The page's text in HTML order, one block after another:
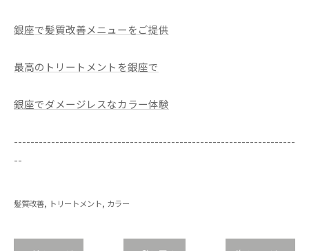
銀座で髪質改善メニューをご提供
最高のトリートメントを銀座で
銀座でダメージレスなカラー体験
--------------------------------------------------------------------
--
髪質改善 トリートメント カラー